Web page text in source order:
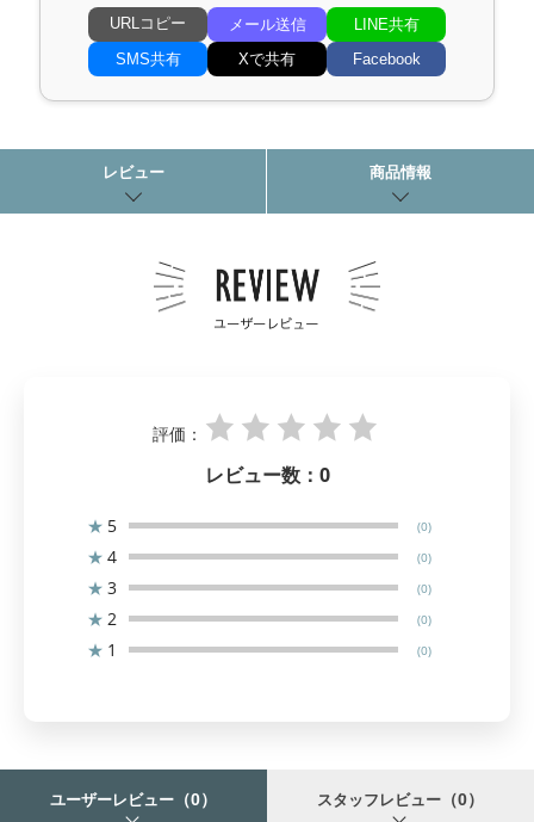
URLコピー メール送信
LINE共有
SMS共有
Xで共有 Facebook
レビュー 商品情報
評価：
レビュー数： 0
★ 5 (0)
★ 4 (0)
★ 3 (0)
★ 2 (0)
★ 1 (0)
ユーザーレビュー （0） スタッフレビュー （0）